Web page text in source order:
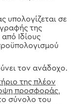
υπολογίζεται σε
της
Ιδίους
τον ανάδοχο.
της πλέον
προσφοράς,
σύνολο του